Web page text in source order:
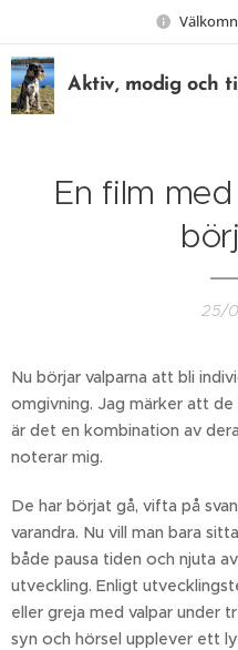
Aktiv, modig och
En film
25/
Nu börjar valparna att bli
omgivning. Jag märker att
är det en kombination av
noterar mig.
De har börjat gå, vifta på
varandra. Nu vill man bara
både pausa tiden och njuta
utveckling. Enligt
eller greja med valpar under
syn och hörsel upplever ett